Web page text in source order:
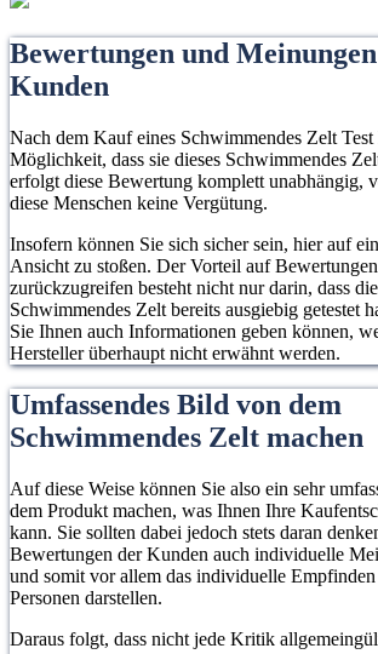
4-8 Personen,
garantiert eine
Atmosphäre und
macht jede
Campingreise
äußerst
komfortabel. Alle
Modelle bieten
genügend Platz
wie
und Schlafsäcke,
sodass Ihre
Outdoor-Reise
immer bequem
verläuft.
PVC-Luftsäulen
und Haltbarkeit.
der
Luftpumpe lässt
Minuten schnell
aufbauen, spart
und Mühe und
ermöglicht Ihnen,
schnell die Natur
genießen. zu
beginnen.
Bewertungen und
Kunden
Nach dem Kauf eines Schwimmendes Zelt
Möglichkeit, dass sie dieses Schwimmendes
erfolgt diese Bewertung komplett unabhängig,
diese Menschen keine Vergütung.
Insofern können Sie sich sicher sein, hier auf
Ansicht zu stoßen. Der Vorteil auf
zurückzugreifen besteht nicht nur darin, dass
Schwimmendes Zelt bereits ausgiebig getestet
Sie Ihnen auch Informationen geben können,
Hersteller überhaupt nicht erwähnt werden.
Umfassendes Bild von dem
Schwimmendes Zelt machen
Auf diese Weise können Sie also ein sehr
dem Produkt machen, was Ihnen Ihre
kann. Sie sollten dabei jedoch stets daran
Bewertungen der Kunden auch individuelle
und somit vor allem das individuelle
Personen darstellen.
Daraus folgt, dass nicht jede Kritik